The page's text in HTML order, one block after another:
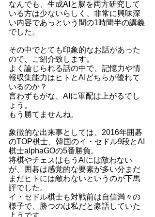
なんでも、生成AIと脳を両方研究して
いる方は少ないらしく、非常に興味深
い内容であっという間の1時間半の講義
でした。
その中でとても印象的なお話があった
ので、ご紹介致します。
よく論じられる話の中で、記憶力や情
報収集能力はヒトとAIどちらが優れて
いるのか？
言わずもがな、AIに軍配は上がるでし
ょう。
もう勝てませんね。
象徴的な出来事としては、2016年囲碁
のTOP棋士、韓国のイ・セドル9段とAI
棋士alphaGOの5番勝負。
将棋やチェスはもうAIには敵わない
が、囲碁は感覚的な要素が多い分まだ
まだヒトには敵わないというのが下馬
評でした。
イ・セドル棋士も対戦前は自信満々の
様子で、勝つのは私だと豪語していた
ようです。